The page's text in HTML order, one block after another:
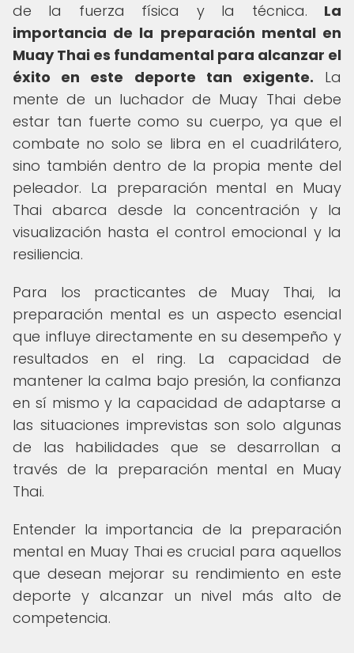
de la fuerza física y la técnica. La
importancia de la preparación mental en
Muay Thai es fundamental para alcanzar el
éxito en este deporte tan exigente. La
mente de un luchador de Muay Thai debe
estar tan fuerte como su cuerpo, ya que el
combate no solo se libra en el cuadrilátero,
sino también dentro de la propia mente del
peleador. La preparación mental en Muay
Thai abarca desde la concentración y la
visualización hasta el control emocional y la
resiliencia.
Para los practicantes de Muay Thai, la
preparación mental es un aspecto esencial
que influye directamente en su desempeño y
resultados en el ring. La capacidad de
mantener la calma bajo presión, la confianza
en sí mismo y la capacidad de adaptarse a
las situaciones imprevistas son solo algunas
de las habilidades que se desarrollan a
través de la preparación mental en Muay
Thai.
Entender la importancia de la preparación
mental en Muay Thai es crucial para aquellos
que desean mejorar su rendimiento en este
deporte y alcanzar un nivel más alto de
competencia.